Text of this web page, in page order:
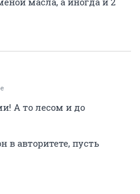
А то лесом и до
в авторитете, пусть